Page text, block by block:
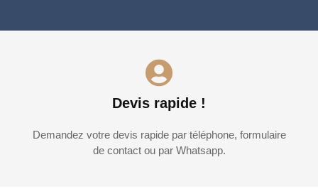
Devis rapide !
Demandez votre devis rapide par téléphone, formulaire
de contact ou par Whatsapp.